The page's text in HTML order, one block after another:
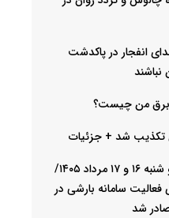
انفجار در پاکدشت
نباشند
برق من چیست؟
تکذیب شد + جزئیات
وضعیت هوای جمعه و شنبه ۱۶ و ۱۷ مرداد ۱۴۰۵/
سامانه بارشی در